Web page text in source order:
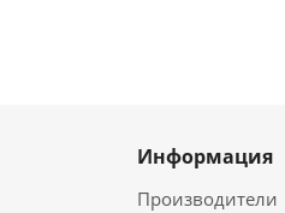
Информация
Производители